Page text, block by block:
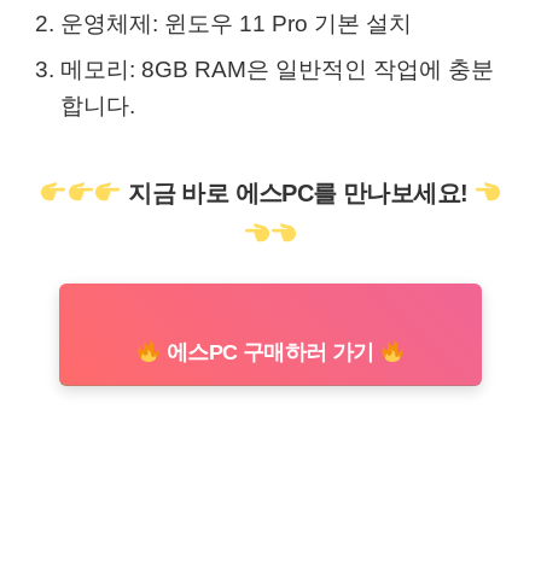
운영체제: 윈도우 11 Pro 기본 설치
메모리: 8GB RAM은 일반적인 작업에 충분
합니다.
지금 바로 에스PC를 만나보세요!
에스PC 구매하러 가기